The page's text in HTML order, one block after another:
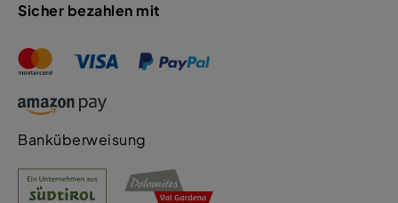
Sicher bezahlen mit
Banküberweisung